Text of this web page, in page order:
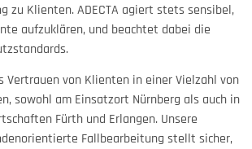
zu Klienten. ADECTA agiert stets sensibel,
aufzuklären, und beachtet dabei die
Vertrauen von Klienten in einer Vielzahl von
sowohl am Einsatzort Nürnberg als auch in
Fürth und Erlangen. Unsere
Fallbearbeitung stellt sicher,